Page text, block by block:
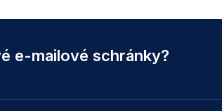
d
c
í
v
e-mailové schránky?